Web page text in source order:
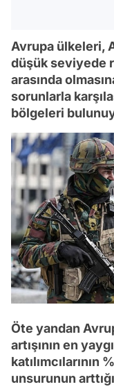
Avrupa ülkeleri,
düşük seviyede
arasında
sorunlarla
bölgeleri
Öte yandan
artışının en
katılımcılarının
unsurunun